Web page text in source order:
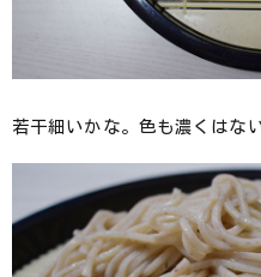
若干細いかな。色も濃くはな